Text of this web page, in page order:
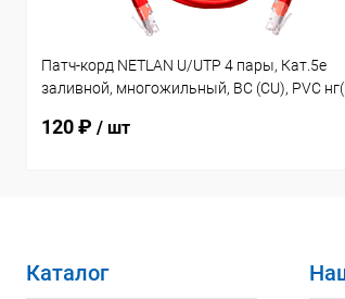
Патч-корд NETLAN U/UTP 4 пары, Кат.5е
заливной, многожильный, BC (CU), PVC
120 ₽ / шт
Каталог